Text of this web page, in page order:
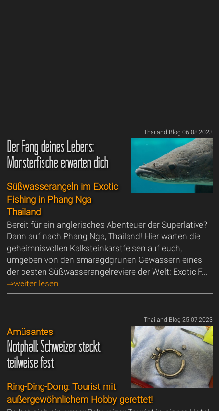
Thailand Blog 06.08.2023
Der Fang deines Lebens:
Monsterfische erwarten dich
Süßwasserangeln im Exotic
Fishing in Phang Nga
Thailand
Bereit für ein anglerisches Abenteuer der Superlative?
Dann auf nach Phang Nga, Thailand! Hier warten die
geheimnisvollen Kalksteinkarstfelsen auf euch,
umgeben von den smaragdgrünen Gewässern eines
der besten Süßwasserangelreviere der Welt: Exotic F...
⇒weiter lesen
Thailand Blog 25.07.2023
Amüsantes
Notphall: Schweizer steckt
teilweise fest
Ring-Ding-Dong: Tourist mit
außergewöhnlichem Hobby gerettet!